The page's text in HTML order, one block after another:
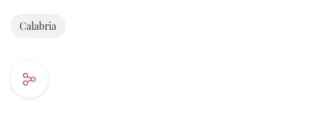
Calabria